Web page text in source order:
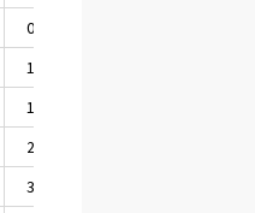
0,3
1,6
1,5
2,1
3,9